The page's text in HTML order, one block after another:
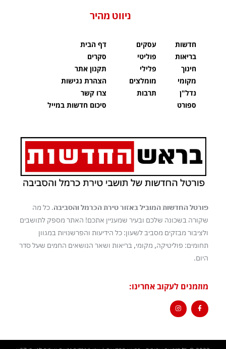
ניווט מהיר
חדשות
בריאות
חינוך
מקומי
נדל"ן
ספורט
עסקים
פוליטי
פלילי
מומלצים
תרבות
דף הבית
סקרים
תקנון אתר
הצהרת נגישות
צרו קשר
סיכום חדשות במייל
פורטל החדשות המוביל באזור טירת הכרמל והסביבה. כל מה
שקורה בשכונה שלכם ובעיר שמעניין אתכם! האתר מספק לתושבים
ולציבור מבזקים מסביב לשעון: כל הידיעות והפרשנויות במגוון
תחומים: פוליטיקה, מקומי, בריאות ושאר הנושאים החמים שעל סדר
היום.
מוזמנים לעקוב אחרינו: